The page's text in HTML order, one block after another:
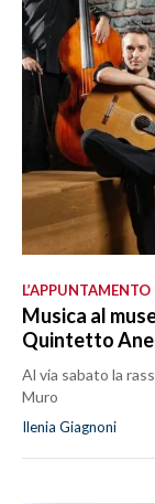
L’APPUNTAMENTO
Musica al
Quintetto
Al via sabato la
Muro
Ilenia Giagnoni